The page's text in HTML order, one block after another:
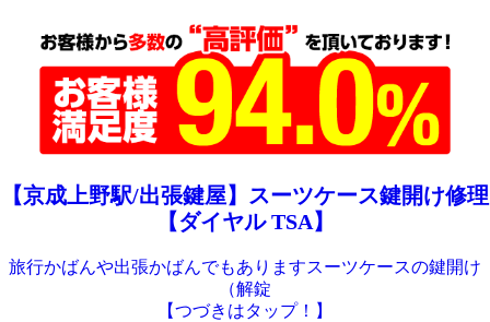
【京成上野駅/出張鍵屋】スーツケース鍵開け修理
【ダイヤル TSA】
旅行かばんや出張かばんでもありますスーツケースの鍵開け
（解錠
【つづきはタップ！】